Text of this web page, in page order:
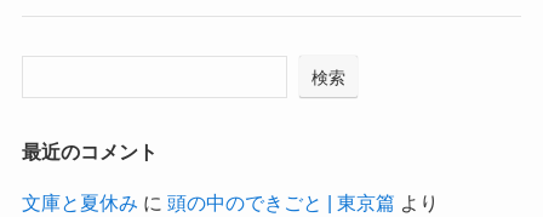
検索
最近のコメント
文庫と夏休み に 頭の中のできごと | 東京篇 より